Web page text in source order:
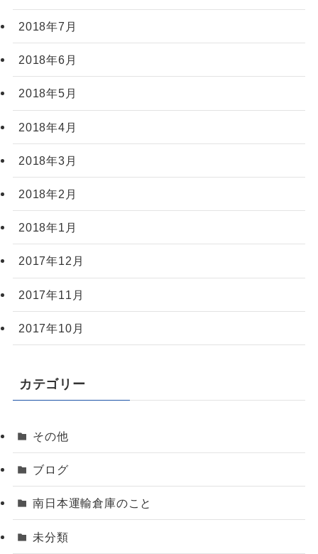
2018年7月
2018年6月
2018年5月
2018年4月
2018年3月
2018年2月
2018年1月
2017年12月
2017年11月
2017年10月
カテゴリー
その他
ブログ
南日本運輸倉庫のこと
未分類